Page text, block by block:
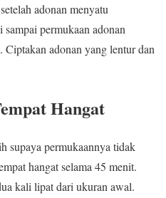
adonan menyatu
permukaan adonan
adonan yang lentur dan
Hangat
supaya permukaannya tidak
hangat selama 45 menit.
kali lipat dari ukuran awal.